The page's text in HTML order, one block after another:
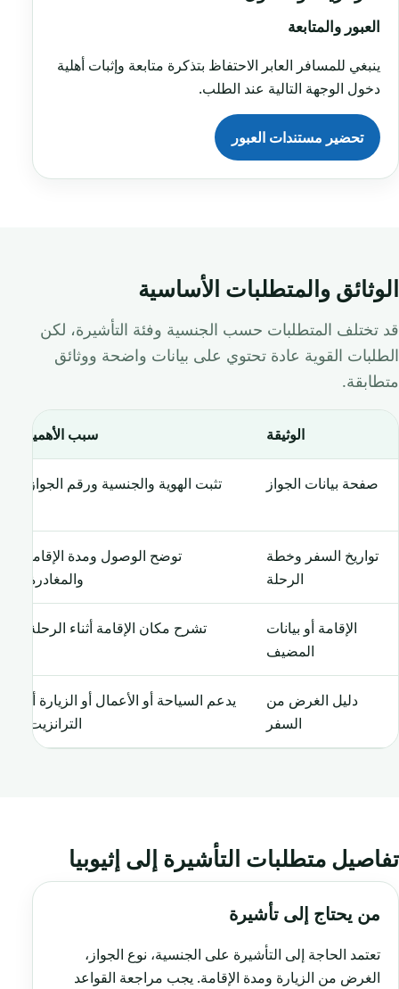
العبور والمتابعة
ينبغي للمسافر العابر الاحتفاظ بتذكرة متابعة وإثبات أهلية
دخول الوجهة التالية عند الطلب.
تحضير مستندات العبور
الوثائق والمتطلبات الأساسية
قد تختلف المتطلبات حسب الجنسية وفئة التأشيرة، لكن
الطلبات القوية عادة تحتوي على بيانات واضحة ووثائق
متطابقة.
الوثيقة سبب الأهمية
صفحة بيانات الجواز تثبت الهوية والجنسية ورقم الجواز.
تواريخ السفر وخطة
الرحلة
توضح الوصول ومدة الإقامة
والمغادرة.
الإقامة أو بيانات
المضيف
تشرح مكان الإقامة أثناء الرحلة.
دليل الغرض من
السفر
يدعم السياحة أو الأعمال أو الزيارة أو
الترانزيت.
تفاصيل متطلبات التأشيرة إلى إثيوبيا
من يحتاج إلى تأشيرة
تعتمد الحاجة إلى التأشيرة على الجنسية، نوع الجواز،
الغرض من الزيارة ومدة الإقامة. يجب مراجعة القواعد